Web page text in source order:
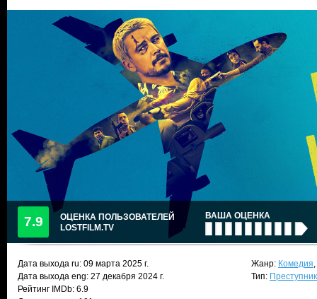
7.9
ОЦЕНКА ПОЛЬЗОВАТЕЛЕЙ
LOSTFILM.TV
ВАША ОЦЕНКА
Дата выхода ru: 09 марта 2025 г.
Дата выхода eng: 27 декабря 2024 г.
Рейтинг IMDb: 6.9
Жанр: Комедия,
Тип: